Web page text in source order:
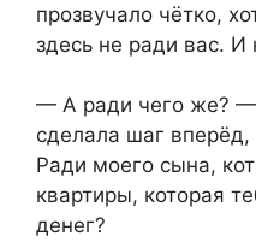
прозвучало чётко,
здесь не ради вас. И
— А ради чего же? —
сделала шаг
Ради моего сына,
квартиры, которая
денег?